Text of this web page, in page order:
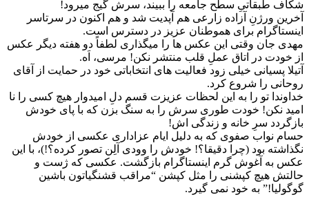
شکاف طبقاتیِ سطح جامعه را ببیند، سرش گیج میرود!
آخرین ورژنِ آزاده زارعی هم آپدیت شد و هم اکنون در سرتاسر
اینستاگرام برای هموطنان عزیز در دسترس است.
مهدی جان وقتی این عکس ها را میگذاری لطفاً دو هفته دیگر عکس
از خودت در اتاق عملِ قلب منتشر نکن! مرسی، اَه.
آتیلا پسیانی خیلی زود فعالیت های انتخاباتی خود در حمایت از آقای
روحانی را شروع کرد.
خداوندا تو را به این لحظات عزیزت قسم دلِ امیدوار هیچ کسی را نا
امید نکن! خودت طوری سرش را به سنگ بزن که با پای خودش
بازگردد سرِ خانه و زندگی اش!
حسام نواب صفوی که به دلیل ایام عزاداری عکسی از خودش
نگذاشته بود (چرا دقیقا؟! خودش را وودی آلِن تصور کرده؟!)، با این
عکس به آغوش گرم اینستاگرام بازگشت. عکسی که ژست و
حالتش هیچ کپشنی را مثل کپشن “مراقب قشنگیاتون باشین
گوگولیا!” به خود نمی گیرد.